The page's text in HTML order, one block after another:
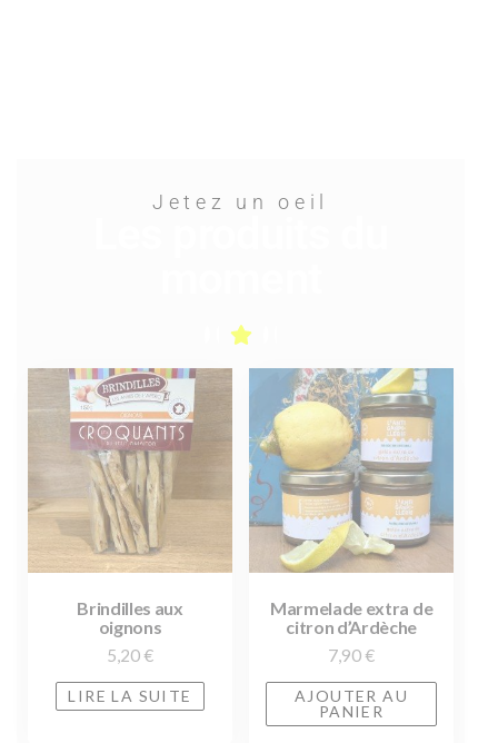
Jetez un oeil
Brindilles aux
oignons
5,20 €
LIRE LA SUITE
Marmelade extra de
citron d’Ardèche
7,90 €
AJOUTER AU
PANIER